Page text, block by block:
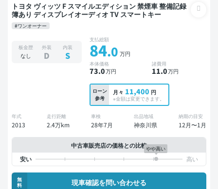
トヨタ ヴィッツ F スマイルエディション 禁煙車 整備記録
簿あり ディスプレイオーディオ TV スマートキー
#ワンオーナー
板金歴
なし
外装
D
内装
S
支払総額
84.0 万円
本体価格
73.0万円
諸費用
11.0万円
ローン
参考
月々 11,400 円
※金額は変更できます。
年式
2013
走行距離
2.4万km
車検
28年7月
出品地域
神奈川県
納期の目安
12月〜1月
中古車販売店の価格との比較やや高い
無
料
現車確認を問い合わせる